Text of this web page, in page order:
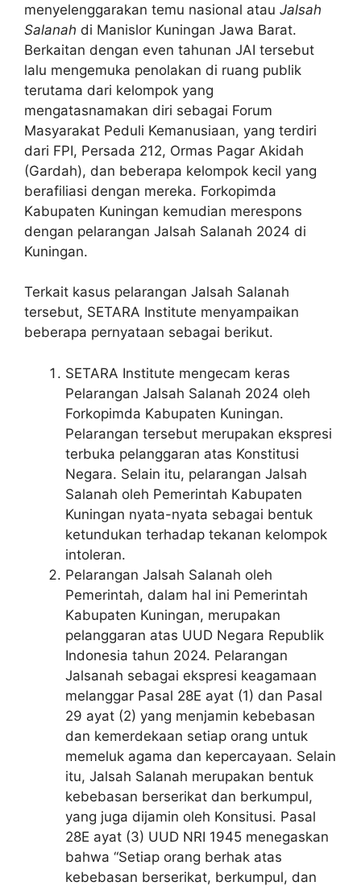
menyelenggarakan temu nasional atau Jalsah
Salanah di Manislor Kuningan Jawa Barat.
Berkaitan dengan even tahunan JAI tersebut
lalu mengemuka penolakan di ruang publik
terutama dari kelompok yang
mengatasnamakan diri sebagai Forum
Masyarakat Peduli Kemanusiaan, yang terdiri
dari FPI, Persada 212, Ormas Pagar Akidah
(Gardah), dan beberapa kelompok kecil yang
berafiliasi dengan mereka. Forkopimda
Kabupaten Kuningan kemudian merespons
dengan pelarangan Jalsah Salanah 2024 di
Kuningan.
Terkait kasus pelarangan Jalsah Salanah
tersebut, SETARA Institute menyampaikan
beberapa pernyataan sebagai berikut.
SETARA Institute mengecam keras
Pelarangan Jalsah Salanah 2024 oleh
Forkopimda Kabupaten Kuningan.
Pelarangan tersebut merupakan ekspresi
terbuka pelanggaran atas Konstitusi
Negara. Selain itu, pelarangan Jalsah
Salanah oleh Pemerintah Kabupaten
Kuningan nyata-nyata sebagai bentuk
ketundukan terhadap tekanan kelompok
intoleran.
Pelarangan Jalsah Salanah oleh
Pemerintah, dalam hal ini Pemerintah
Kabupaten Kuningan, merupakan
pelanggaran atas UUD Negara Republik
Indonesia tahun 2024. Pelarangan
Jalsanah sebagai ekspresi keagamaan
melanggar Pasal 28E ayat (1) dan Pasal
29 ayat (2) yang menjamin kebebasan
dan kemerdekaan setiap orang untuk
memeluk agama dan kepercayaan. Selain
itu, Jalsah Salanah merupakan bentuk
kebebasan berserikat dan berkumpul,
yang juga dijamin oleh Konsitusi. Pasal
28E ayat (3) UUD NRI 1945 menegaskan
bahwa “Setiap orang berhak atas
kebebasan berserikat, berkumpul, dan